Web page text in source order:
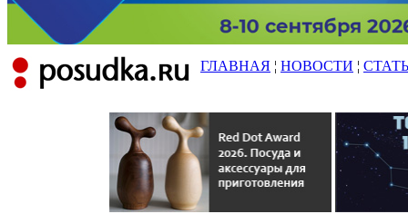
ГЛАВНАЯ ¦ НОВОСТИ ¦